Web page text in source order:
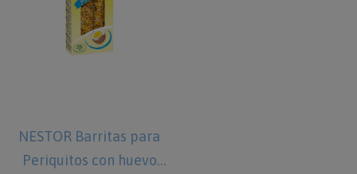
NESTOR Barritas para
Periquitos con huevo